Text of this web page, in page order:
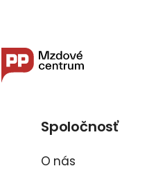
Spoločnosť
O nás